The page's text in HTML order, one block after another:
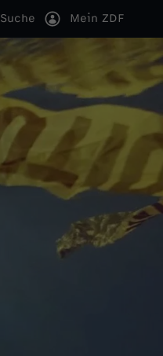
Suche Mein ZDF